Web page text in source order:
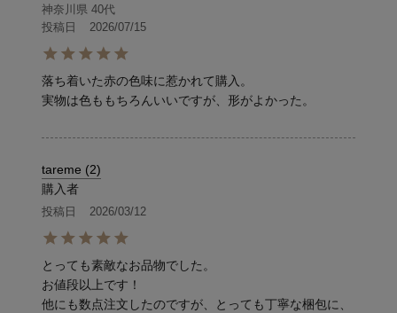
神奈川県 40代
投稿日
2026/07/15
落ち着いた赤の色味に惹かれて購入。
実物は色ももちろんいいですが、形がよかった。
tareme 2
購入者
投稿日 2026/03/12
とっても素敵なお品物でした。
お値段以上です！
他にも数点注文したのですが、とっても丁寧な梱包に、